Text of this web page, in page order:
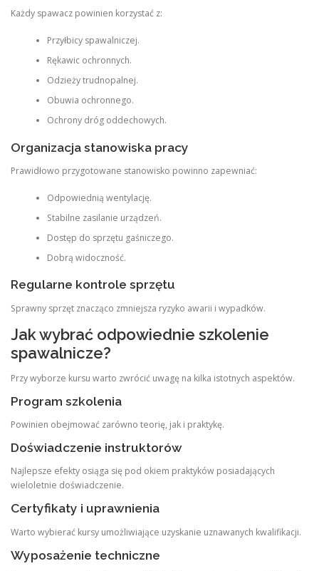
Każdy spawacz powinien korzystać z:
Przyłbicy spawalniczej.
Rękawic ochronnych.
Odzieży trudnopalnej.
Obuwia ochronnego.
Ochrony dróg oddechowych.
Organizacja stanowiska pracy
Prawidłowo przygotowane stanowisko powinno zapewniać:
Odpowiednią wentylację.
Stabilne zasilanie urządzeń.
Dostęp do sprzętu gaśniczego.
Dobrą widoczność.
Regularne kontrole sprzętu
Sprawny sprzęt znacząco zmniejsza ryzyko awarii i wypadków.
Jak wybrać odpowiednie szkolenie
spawalnicze?
Przy wyborze kursu warto zwrócić uwagę na kilka istotnych aspektów.
Program szkolenia
Powinien obejmować zarówno teorię, jak i praktykę.
Doświadczenie instruktorów
Najlepsze efekty osiąga się pod okiem praktyków posiadających
wieloletnie doświadczenie.
Certyfikaty i uprawnienia
Warto wybierać kursy umożliwiające uzyskanie uznawanych kwalifikacji.
Wyposażenie techniczne